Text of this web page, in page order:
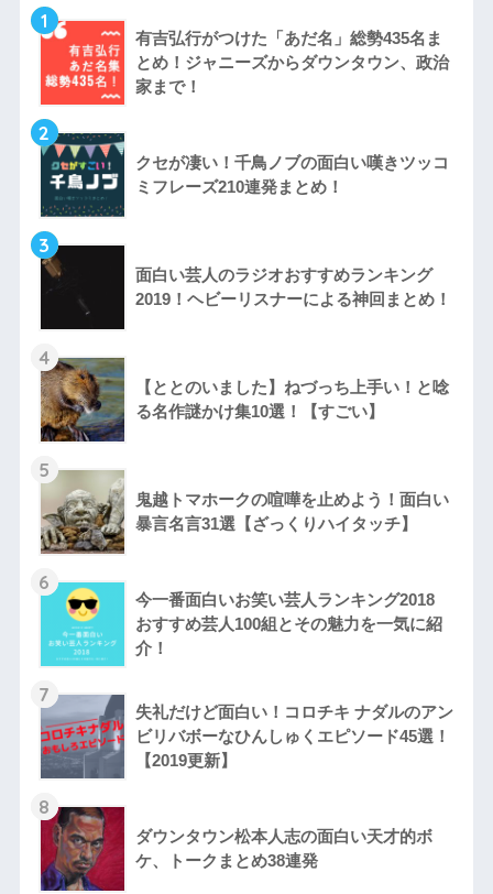
1
有吉弘行がつけた「あだ名」総勢435名ま
とめ！ジャニーズからダウンタウン、政治
家まで！
2
クセが凄い！千鳥ノブの面白い嘆きツッコ
ミフレーズ210連発まとめ！
3
面白い芸人のラジオおすすめランキング
2019！ヘビーリスナーによる神回まとめ！
4
【ととのいました】ねづっち上手い！と唸
る名作謎かけ集10選！【すごい】
5
鬼越トマホークの喧嘩を止めよう！面白い
暴言名言31選【ざっくりハイタッチ】
6
今一番面白いお笑い芸人ランキング2018
おすすめ芸人100組とその魅力を一気に紹
介！
7
失礼だけど面白い！コロチキ ナダルのアン
ビリバボーなひんしゅくエピソード45選！
【2019更新】
8
ダウンタウン松本人志の面白い天才的ボ
ケ、トークまとめ38連発